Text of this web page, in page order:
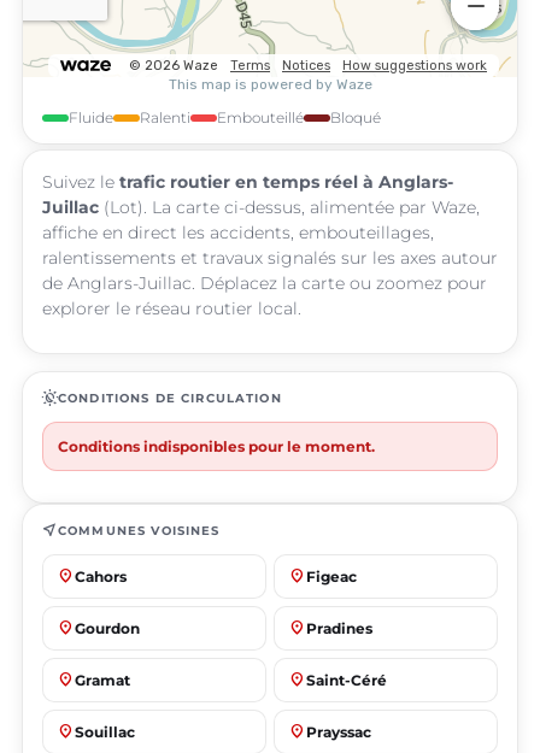
Fluide Ralenti Embouteillé Bloqué
Suivez le trafic routier en temps réel à Anglars-
Juillac (Lot). La carte ci-dessus, alimentée par Waze,
affiche en direct les accidents, embouteillages,
ralentissements et travaux signalés sur les axes autour
de Anglars-Juillac. Déplacez la carte ou zoomez pour
explorer le réseau routier local.
routineCONDITIONS DE CIRCULATION
Conditions indisponibles pour le moment.
near_meCOMMUNES VOISINES
place Cahors place Figeac
place Gourdon place Pradines
place Gramat place Saint-Céré
place Souillac place Prayssac